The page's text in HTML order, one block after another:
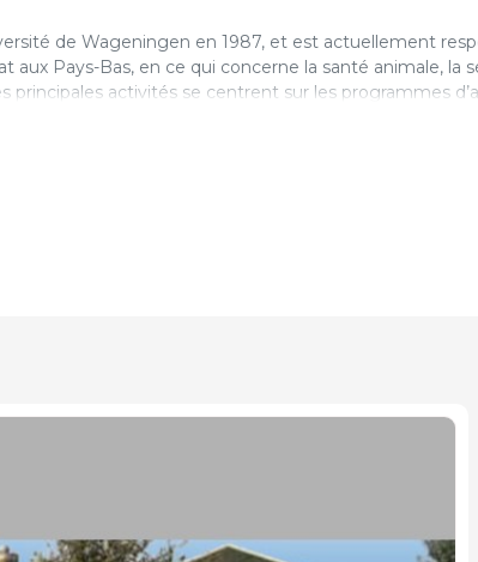
de Wageningen en 1987, et est actuellement
aux Pays-Bas, en ce qui concerne la santé animale, la
principales activités se centrent sur les programmes
porcine le Ministère Hollandais des Affaires
pour les volailles aussi. Marlies a par ailleurs travaillé